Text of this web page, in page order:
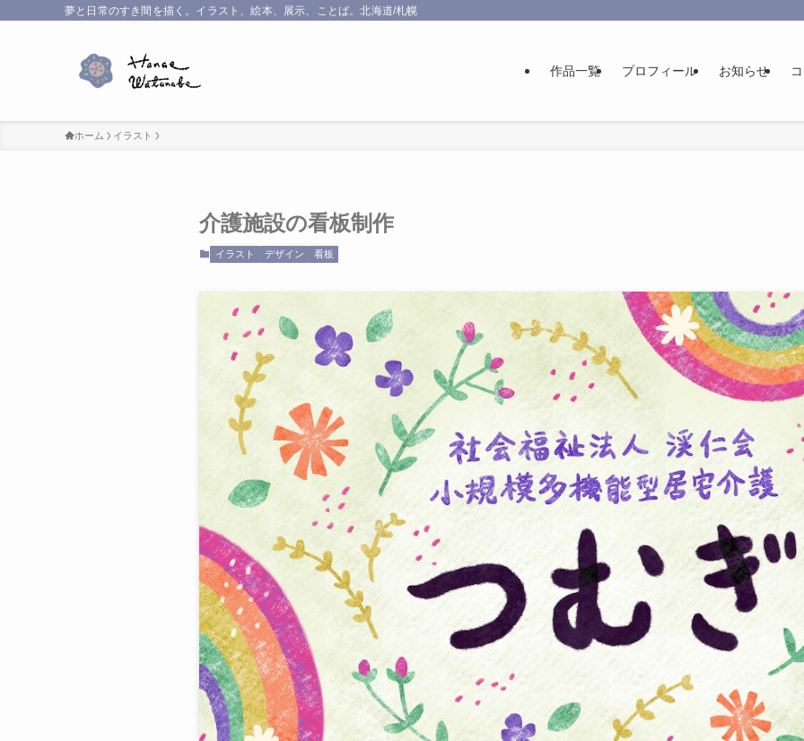
夢と日常のすき間を描く。イラスト、絵本、展示、ことば。北海道/札幌
作品一覧 プロフィール お知らせ
ホーム イラスト
介護施設の看板制作
イラスト デザイン 看板